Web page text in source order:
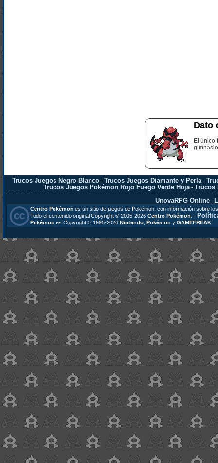
Dato
El único
Trucos Juegos Negro Blanco -Trucos Juegos Diamante y Perla -
Trucos Juegos Pokémon Rojo Fuego Verde Hoja -Trucos
UnovaRPG Online |
Centro Pokémon es un sitio de juegos de Pokémon, con información sobre
Todo el contenido original Copyright © 2005-2026 Centro Pokémon . -
Pokémon es Copyright © 1995-2026 Nintendo, Pokémon y GAMEFREAK.